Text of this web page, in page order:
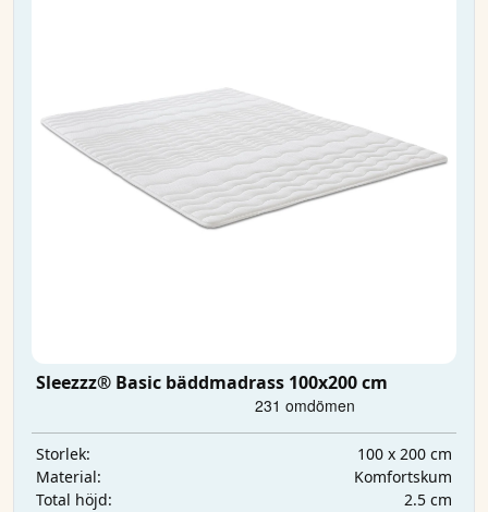
Sleezzz® Basic bäddmadrass 100x200 cm
Storlek:
100 x 200 cm
Material:
Komfortskum
Total höjd:
2.5 cm